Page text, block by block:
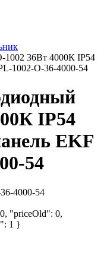
36Вт 4000К IP54
1002-O-36-4000-54
IP54
EKF
54
4000-54
"priceOld": 0,
1 }